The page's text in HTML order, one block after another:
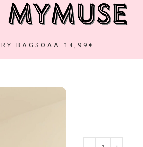
BAGS ΟΛΑ 14,99€